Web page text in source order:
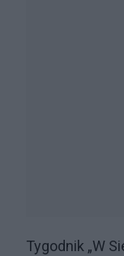
Tygodnik „W